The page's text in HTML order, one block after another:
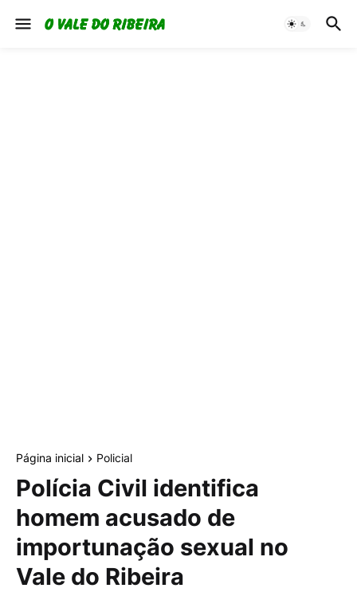
Página inicial Policial
Polícia Civil identifica
homem acusado de
importunação sexual no
Vale do Ribeira